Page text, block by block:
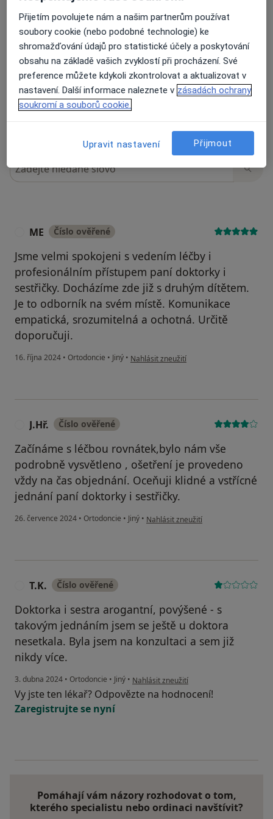
Recenze pacientů jsou pro nás důležité.
Specialisté nemají možnost zaplatit za
odstranění nebo změnu recenze pacienta.
Další informace.Další informace o názorech
ME Číslo ověřené
Jsme velmi spokojeni s vedením léčby i
profesionálním přístupem paní doktorky i
sestřičky. Docházíme zde již s druhým dítětem.
Je to odborník na svém místě. Komunikace
empatická, srozumitelná a ochotná. Určitě
doporučuji.
16. října 2024 • Ortodoncie • Jiný • podle názoru uživatele ME
Nahlásit zneužití
J.Hř. Číslo ověřené
Začínáme s léčbou rovnátek,bylo nám vše
podrobně vysvětleno , ošetření je provedeno
vždy na čas objednání. Oceňuji klidné a vstřícné
jednání paní doktorky i sestřičky.
26. července 2024 • Ortodoncie • Jiný • podle názoru uživatele J.Hř.
Nahlásit zneužití
T.K. Číslo ověřené
Doktorka i sestra arogantní, povýšené - s
takovým jednáním jsem se ještě u doktora
nesetkala. Byla jsem na konzultaci a sem již
nikdy více.
3. dubna 2024 • Ortodoncie • Jiný • podle názoru uživatele T.K.
Nahlásit zneužití
Vy jste ten lékař? Odpovězte na hodnocení!
Zaregistrujte se nyní
Pomáhají vám názory rozhodovat o tom,
kterého specialistu nebo ordinaci navštívit?
Přijetím povolujete nám a našim partnerům používat
soubory cookie (nebo podobné technologie) ke
shromažďování údajů pro statistické účely a poskytování
obsahu na základě vašich zvyklostí při procházení. Své
preference můžete kdykoli zkontrolovat a aktualizovat v
nastavení. Další informace naleznete v zásadách ochrany
soukromí a souborů cookie.
Upravit nastavení Přijmout